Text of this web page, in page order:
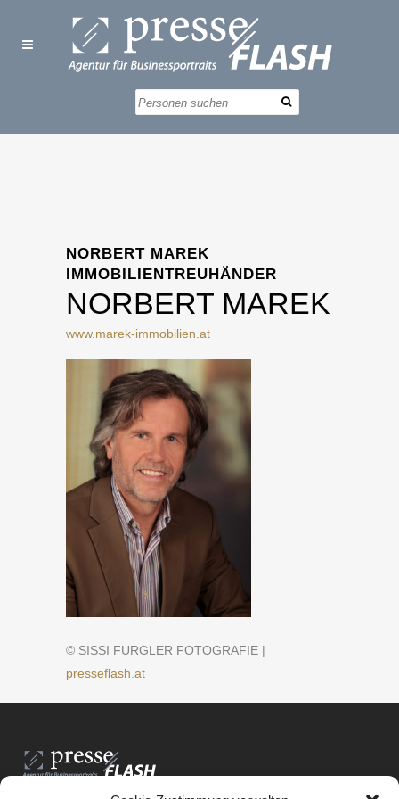
NORBERT MAREK
IMMOBILIENTREUHÄNDER
NORBERT MAREK
www.marek-immobilien.at
© SISSI FURGLER FOTOGRAFIE |
presseflash.at